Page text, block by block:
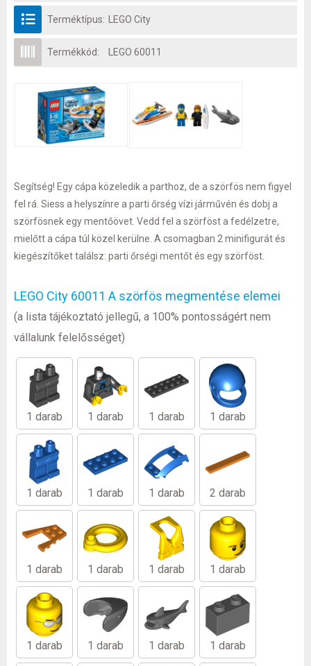
Terméktípus: LEGO City
Termékkód: LEGO 60011
Segítség! Egy cápa közeledik a parthoz, de a szörfös nem figyel
fel rá. Siess a helyszínre a parti őrség vízi járművén és dobj a
szörfösnek egy mentőövet. Vedd fel a szörföst a fedélzetre,
mielőtt a cápa túl közel kerülne. A csomagban 2 minifigurát és
kiegészítőket találsz: parti őrségi mentőt és egy szörföst.
LEGO City 60011 A szörfös megmentése elemei
(a lista tájékoztató jellegű, a 100% pontosságért nem
vállalunk felelősséget)
1 darab 1 darab 1 darab 1 darab
1 darab 1 darab 1 darab 2 darab
1 darab 1 darab 1 darab 1 darab
1 darab 1 darab 1 darab 1 darab